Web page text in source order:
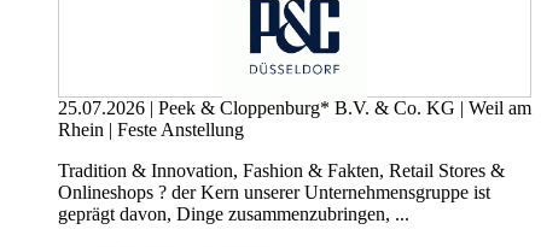
25.07.2026 | Peek & Cloppenburg* B.V. & Co. KG | Weil am
Rhein | Feste Anstellung
Tradition & Innovation, Fashion & Fakten, Retail Stores &
Onlineshops ? der Kern unserer Unternehmensgruppe ist
geprägt davon, Dinge zusammenzubringen, ...